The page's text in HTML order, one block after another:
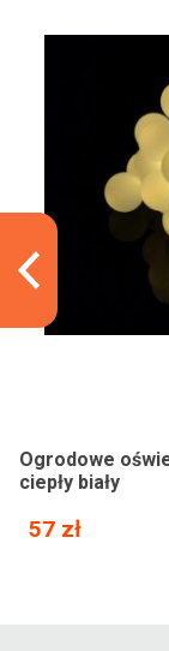
Ogrodowe
ciepły biały
57 zł